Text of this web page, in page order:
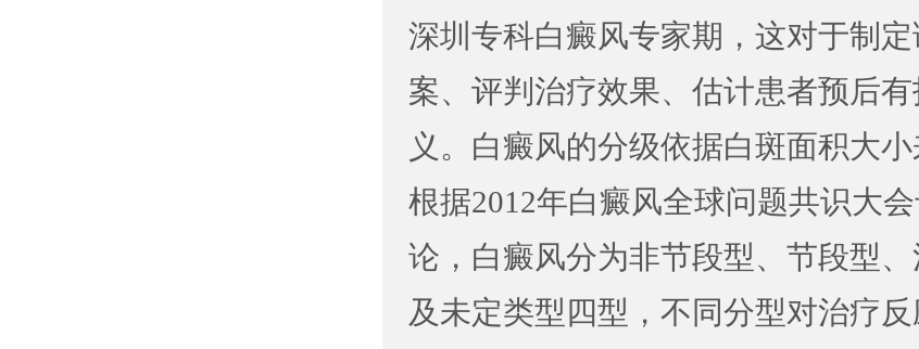
深圳专科白癜风专家期，这对于制
案、评判治疗效果、估计患者预后
义。白癜风的分级依据白斑面积大小
根据2012年白癜风全球问题共识大
论，白癜风分为非节段型、节段型、
及未定类型四型，不同分型对治疗反